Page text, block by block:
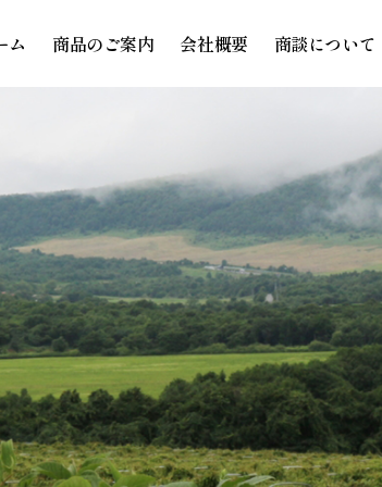
ム 商品のご案内 会社概要 商談について